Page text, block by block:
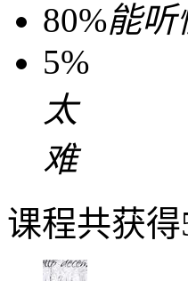
80%能听
5%
太
难
课程共获